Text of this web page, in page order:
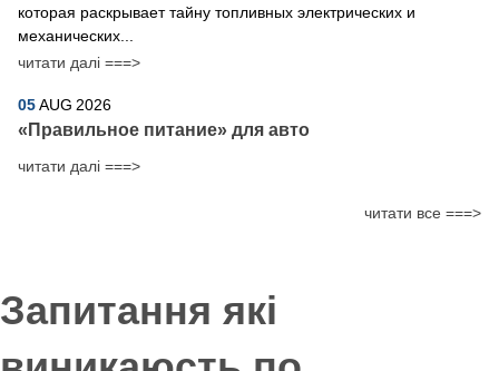
которая раскрывает тайну топливных электрических и
механических...
читати далі ===>
05AUG 2026
​«Правильное питание» для авто
читати далі ===>
читати все ===>
Запитання які